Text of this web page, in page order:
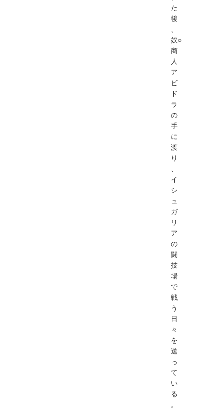
た
後
、
奴○
商
人
ア
ビ
ド
ラ
の
手
に
渡
り
、
イ
シ
ュ
ガ
リ
ア
の
闘
技
場
で
戦
う
日
々
を
送
っ
て
い
る
。